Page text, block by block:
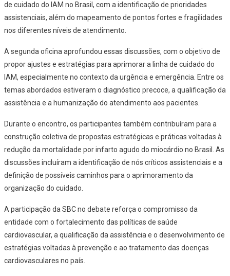
de cuidado do IAM no Brasil, com a identificação de prioridades
assistenciais, além do mapeamento de pontos fortes e fragilidades
nos diferentes níveis de atendimento.
A segunda oficina aprofundou essas discussões, com o objetivo de
propor ajustes e estratégias para aprimorar a linha de cuidado do
IAM, especialmente no contexto da urgência e emergência. Entre os
temas abordados estiveram o diagnóstico precoce, a qualificação da
assistência e a humanização do atendimento aos pacientes.
Durante o encontro, os participantes também contribuíram para a
construção coletiva de propostas estratégicas e práticas voltadas à
redução da mortalidade por infarto agudo do miocárdio no Brasil. As
discussões incluíram a identificação de nós críticos assistenciais e a
definição de possíveis caminhos para o aprimoramento da
organização do cuidado.
A participação da SBC no debate reforça o compromisso da
entidade com o fortalecimento das políticas de saúde
cardiovascular, a qualificação da assistência e o desenvolvimento de
estratégias voltadas à prevenção e ao tratamento das doenças
cardiovasculares no país.